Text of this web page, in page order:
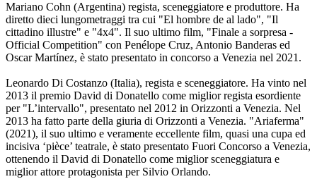
Mariano Cohn (Argentina) regista, sceneggiatore e produttore. Ha
diretto dieci lungometraggi tra cui "El hombre de al lado", "Il
cittadino illustre" e "4x4". Il suo ultimo film, "Finale a sorpresa -
Official Competition" con Penélope Cruz, Antonio Banderas ed
Oscar Martínez, è stato presentato in concorso a Venezia nel 2021.
Leonardo Di Costanzo (Italia), regista e sceneggiatore. Ha vinto nel
2013 il premio David di Donatello come miglior regista esordiente
per "L’intervallo", presentato nel 2012 in Orizzonti a Venezia. Nel
2013 ha fatto parte della giuria di Orizzonti a Venezia. "Ariaferma"
(2021), il suo ultimo e veramente eccellente film, quasi una cupa ed
incisiva ‘pièce’ teatrale, è stato presentato Fuori Concorso a Venezia,
ottenendo il David di Donatello come miglior sceneggiatura e
miglior attore protagonista per Silvio Orlando.